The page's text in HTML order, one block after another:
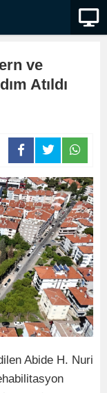
ve
Atıldı
Abide H. Nuri